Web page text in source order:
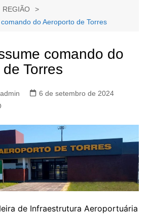
REGIÃO
do Aeroporto de Torres
comando do
Torres
6 de setembro de 2024
de Infraestrutura Aeroportuária